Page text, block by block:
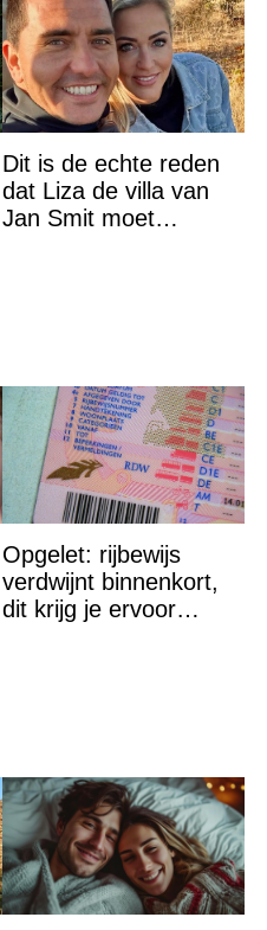
Dit is de echte reden
dat Liza de villa van
Jan Smit moet
Opgelet: rijbewijs
verdwijnt binnenkort,
dit krijg je ervoor